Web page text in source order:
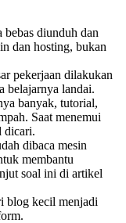
diunduh dan
dan hosting, bukan
pekerjaan dilakukan
belajarnya landai.
banyak, tutorial,
Saat menemui
dicari.
dibaca mesin
membantu
soal ini di artikel
blog kecil menjadi